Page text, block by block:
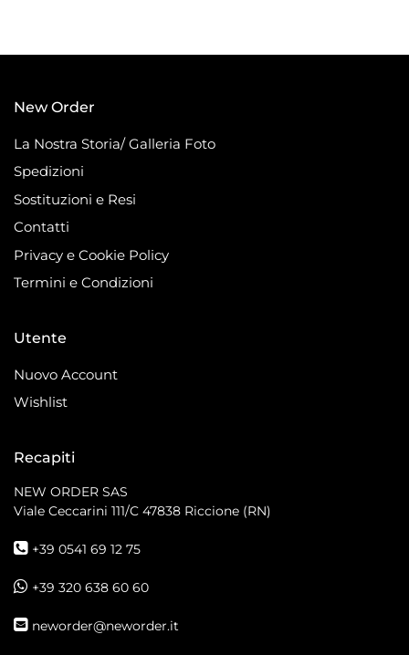
New Order
La Nostra Storia/ Galleria Foto
Spedizioni
Sostituzioni e Resi
Contatti
Privacy e Cookie Policy
Termini e Condizioni
Utente
Nuovo Account
Wishlist
Recapiti
NEW ORDER SAS
Viale Ceccarini 111/C 47838 Riccione (RN)
+39 0541 69 12 75
+39 320 638 60 60
neworder@neworder.it